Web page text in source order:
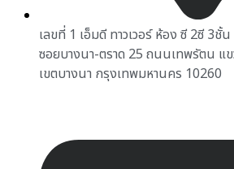
เลขที่ 1 เอ็มดี ทาวเวอร์ ห้อง ซี 2ซี 3ชั้น
ซอยบางนา-ตราด 25 ถนนเทพรัตน แ
เขตบางนา กรุงเทพมหานคร 10260